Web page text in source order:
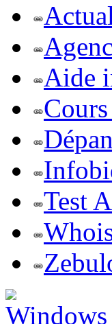
Aide
Test